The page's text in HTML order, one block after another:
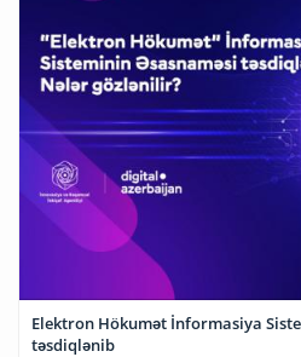
Elektron Hökumət İnformasiya
təsdiqlənib